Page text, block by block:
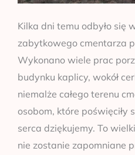
Kilka dni temu odbyło się
zabytkowego cmentarza
Wykonano wiele prac
budynku kaplicy, wokół
niemalże całego terenu
osobom, które poświęciły
serca dziękujemy. To
nie zostanie zapomniane